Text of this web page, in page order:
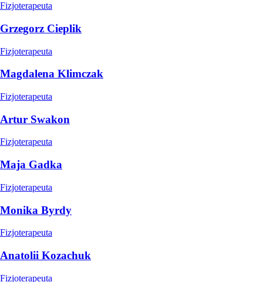
Fizjoterapeuta
Grzegorz Cieplik
Fizjoterapeuta
Magdalena Klimczak
Fizjoterapeuta
Artur Swakon
Fizjoterapeuta
Maja Gadka
Fizjoterapeuta
Monika Byrdy
Fizjoterapeuta
Anatolii Kozachuk
Fizjoterapeuta